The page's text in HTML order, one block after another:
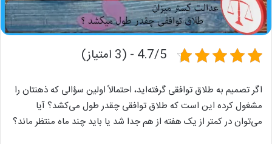
4.7/5 - (3 امتیاز)
اگر تصمیم به طلاق توافقی گرفته‌اید، احتمالاً اولین سؤالی که ذهنتان را
مشغول کرده این است که طلاق توافقی چقدر طول می‌کشد؟ آیا
می‌توان در کمتر از یک هفته از هم جدا شد یا باید چند ماه منتظر ماند؟